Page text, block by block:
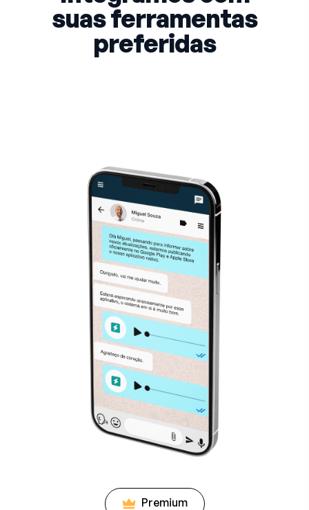
suas ferramentas
preferidas
Premium